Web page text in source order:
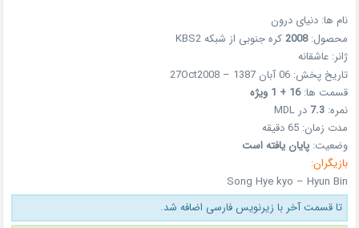
نام ها: دنیای درون
محصول:2008کره جنوبی از شبکه KBS2
ژانر: عاشقانه
تاریخ پخش: 06 آبان 1387 – 27Oct2008
قسمت ها:16 + 1 ویژه
نمره:7.3در MDL
مدت زمان: 65 دقیقه
وضعیت:پایان یافته است
بازیگران:
Song Hye kyo – Hyun Bin
تا قسمت آخر با زیرنویس فارسی اضافه شد.